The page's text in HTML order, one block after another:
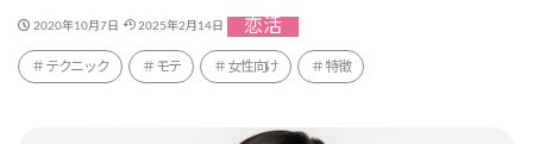
2020年10月7日 2025年2月14日 恋活
テクニック モテ 女性向け 特徴